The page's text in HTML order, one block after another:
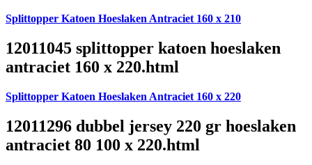
Splittopper Katoen Hoeslaken Antraciet 160 x 210
12011045 splittopper katoen hoeslaken
antraciet 160 x 220.html
Splittopper Katoen Hoeslaken Antraciet 160 x 220
12011296 dubbel jersey 220 gr hoeslaken
antraciet 80 100 x 220.html